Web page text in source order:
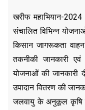
खरीफ महाभियान-2024
संचालित विभिन्न
किसान जागरूकता
तकनीकी जानकारी एवं
योजनाओं की जानकारी
उपादान वितरण की
जलवायु के अनुकूल कृषि